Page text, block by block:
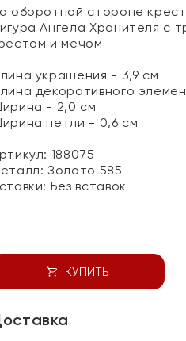
оборотной стороне
Ангела Хранителя с
и мечом
украшения - 3,9 см
декоративного
- 2,0 см
петли - 0,6 см
188075
Золото 585
Без вставок
КУПИТЬ